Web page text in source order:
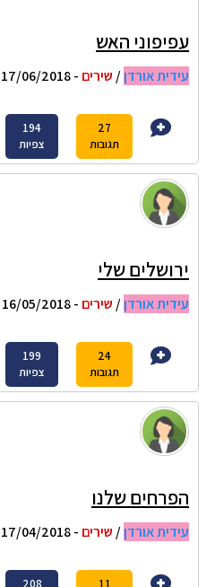
עפיפוני האש
עידית אורדן/ שירים - 17/06/2018 17:07
27
תגובות
194
צפיות
ירושלים שלי
עידית אורדן/ שירים - 16/05/2018 12:31
24
תגובות
199
צפיות
הפרחים שלנו
עידית אורדן/ שירים - 17/04/2018 15:51
11
208